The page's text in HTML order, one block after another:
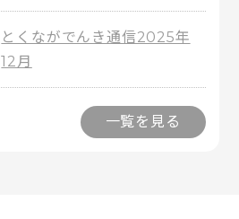
とくながでんき通信2025年
12月
一覧を見る